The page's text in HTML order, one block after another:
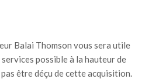
Balai Thomson vous sera utile
possible à la hauteur de
être déçu de cette acquisition.